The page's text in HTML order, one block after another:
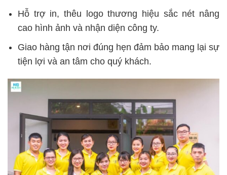
Hỗ trợ in, thêu logo thương hiệu sắc nét nâng
cao hình ảnh và nhận diện công ty.
Giao hàng tận nơi đúng hẹn đảm bảo mang lại sự
tiện lợi và an tâm cho quý khách.